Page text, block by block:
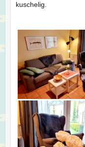
kuschelig.